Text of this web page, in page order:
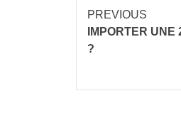
Continue
Reading
PREVIOUS
IMPORTER
?